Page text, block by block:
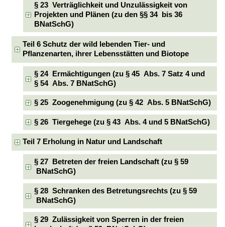
§ 23 Verträglichkeit und Unzulässigkeit von
Projekten und Plänen (zu den §§ 34 bis 36
BNatSchG)
Teil 6 Schutz der wild lebenden Tier- und
Pflanzenarten, ihrer Lebensstätten und Biotope
§ 24 Ermächtigungen (zu § 45 Abs. 7 Satz 4 und
§ 54 Abs. 7 BNatSchG)
§ 25 Zoogenehmigung (zu § 42 Abs. 5 BNatSchG)
§ 26 Tiergehege (zu § 43 Abs. 4 und 5 BNatSchG)
Teil 7 Erholung in Natur und Landschaft
§ 27 Betreten der freien Landschaft (zu § 59
BNatSchG)
§ 28 Schranken des Betretungsrechts (zu § 59
BNatSchG)
§ 29 Zulässigkeit von Sperren in der freien